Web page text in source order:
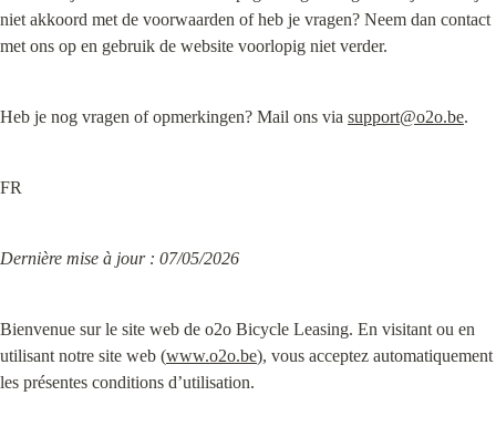
niet akkoord met de voorwaarden of heb je vragen? Neem dan contact
met ons op en gebruik de website voorlopig niet verder.
Heb je nog vragen of opmerkingen? Mail ons via support@o2o.be.
FR
Dernière mise à jour : 07/05/2026
Bienvenue sur le site web de o2o Bicycle Leasing. En visitant ou en
utilisant notre site web (www.o2o.be), vous acceptez automatiquement
les présentes conditions d’utilisation.